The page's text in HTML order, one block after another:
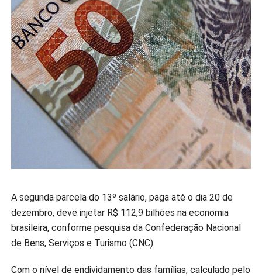
A segunda parcela do 13º salário, paga até o dia 20 de
dezembro, deve injetar R$ 112,9 bilhões na economia
brasileira, conforme pesquisa da Confederação Nacional
de Bens, Serviços e Turismo (CNC).
Com o nível de endividamento das famílias, calculado pelo